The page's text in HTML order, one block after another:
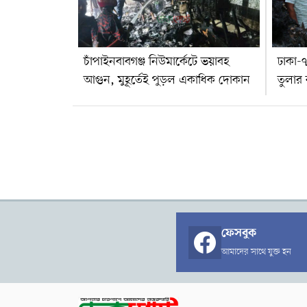
নাশকতা রয়েছে কি না, তা তদন্ত করে দেখা হচ্ছে। লিখিত
অভিযোগ পেলে আইনগত ব্যবস্থা নেওয়া হবে।
চাঁপাইনবাবগঞ্জ নিউমার্কেটে ভয়াবহ
আগুন, মুহূর্তেই পুড়ল একাধিক দোকান
ঢাকা-
তুলার
ফেসবুক
আমাদের সাথে যুক্ত হন